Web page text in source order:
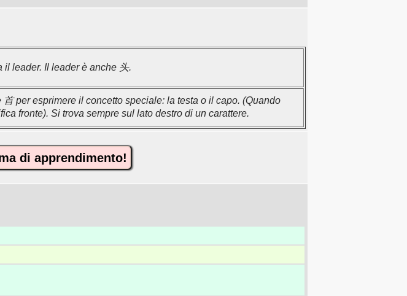
leader. Il leader è anche 头.
per esprimere il concetto speciale: la testa o il capo. (Quando
fronte). Si trova sempre sul lato destro di un carattere.
di apprendimento!